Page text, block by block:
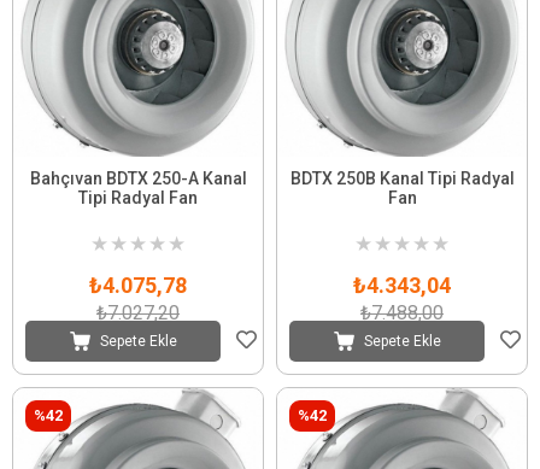
Bahçıvan BDTX 250-A Kanal
Tipi Radyal Fan
★ ★ ★ ★ ★
₺4.075,78
₺7.027,20
Sepete Ekle
BDTX 250B Kanal Tipi Radyal
Fan
★ ★ ★ ★ ★
₺4.343,04
₺7.488,00
Sepete Ekle
%42 %42